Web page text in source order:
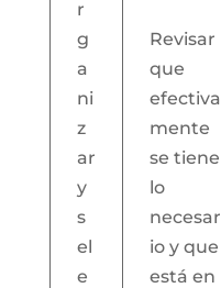
r
g
a
ni
z
ar
y
s
el
e
Revisar
que
efectiva
mente
se tiene
lo
necesar
io y que
está en